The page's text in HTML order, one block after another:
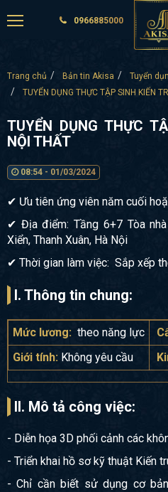
0966885000
Trang chủ Bản tin Akisa
Tuyển
TUYỂN DỤNG THỰC TẬP SINH KIẾN
TUYỂN DỤNG THỰC
NỘI THẤT
08:54 - 01/03/2024
✔ Ưu tiên ứng viên năm cuối
✔ Địa điểm: Tầng 6+7 Tòa
Xiển, Thanh Xuân, Hà Nội
✔ Thời gian làm việc: Sắp xếp
I. Thông tin chung:
Mức lương: theo năng lực
Giới tính: Không yêu cầu
II. Mô tả công việc:
- Diễn họa 3D phối cảnh các
- Triển khai hồ sơ kỹ thuật Kiến
- Chỉ cần biết sử dụng cơ